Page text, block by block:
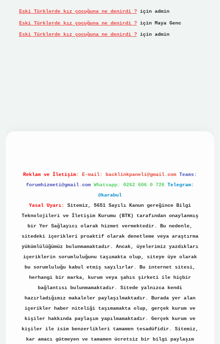
Eski Türklerde kız çocuğuna ne denirdi ?için admin
Eski Türklerde kız çocuğuna ne denirdi ?için Maya Genc
Eski Türklerde kız çocuğuna ne denirdi ?için admin
Reklam ve İletişim: E-mail: backlinkpaneli@gmail.com Teams:
forumhizmeti@gmail.com Whatsapp: 0262 606 0 726 Telegram:
@karabul
Yasal Uyarı:
Sitemiz, 5651 Sayılı Kanun gereğince Bilgi
Teknolojileri ve İletişim Kurumu (BTK) tarafından onaylanmış
bir Yer Sağlayıcı olarak hizmet vermektedir. Bu nedenle,
sitedeki içerikleri proaktif olarak denetleme veya araştırma
yükümlülüğümüz bulunmamaktadır. Ancak, üyelerimiz yazdıkları
içeriklerin sorumluluğunu taşımakta olup, siteye üye olarak
bu sorumluluğu kabul etmiş sayılırlar. Bu internet sitesi,
herhangi bir marka, kurum veya şahıs şirketi ile hiçbir
bağlantısı bulunmamaktadır. Sitede yalnızca kendi
hazırladığımız makaleler paylaşılmaktadır. Burada yer alan
içerikler haber niteliği taşımamakta olup, gerçek kurum ve
kişiler hakkında paylaşım yapılmamaktadır. Gerçek kurum ve
kişiler ile isim benzerlikleri tamamen tesadüfidir. Sitemiz,
kar amacı gütmeyen ve tamamen ücretsiz bir bilgi paylaşım